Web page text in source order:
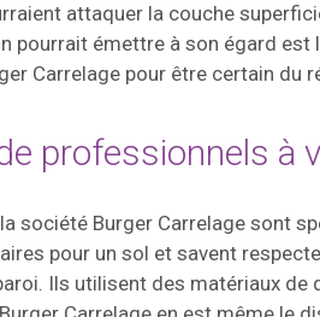
attaquer la couche
pourrait émettre à son égard
Carrelage pour être certain du
professionnels à
société Burger Carrelage sont
pour un sol et savent
Ils utilisent des matériaux de